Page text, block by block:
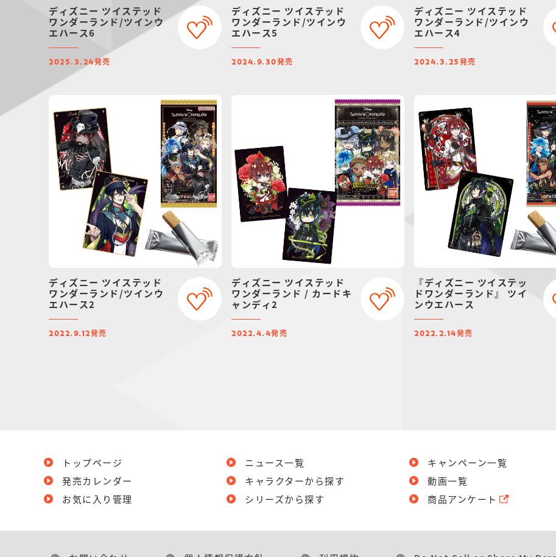
ディズニー ツイステッド
ワンダーランド/ツインウ
エハース6
2025.3.24発売
ディズニー ツイステッド
ワンダーランド/ツインウ
エハース5
2024.9.30発売
ディズニー ツイステッド
ワンダーランド/ツインウ
エハース4
2024.3.25 発売
ディズニー ツイステッド
ワンダーランド/ツインウ
エハース2
2022.9.12発売
ディズニー ツイステッド
ワンダーランド / カードキ
ャンディ2
2022.4.4発売
『ディズニー ツイステッ
ドワンダーランド』 ツイ
ンウエハース
2022.2.14発売
トップページ
発売カレンダー
お気に入り管理
ニュース一覧
キャラクターから探す
シリーズから探す
キャンペーン一覧
動画一覧
商品アンケート